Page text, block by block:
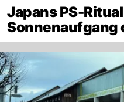
Japans PS-
Sonnenaufgang